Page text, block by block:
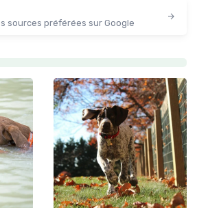
sources préférées sur Google